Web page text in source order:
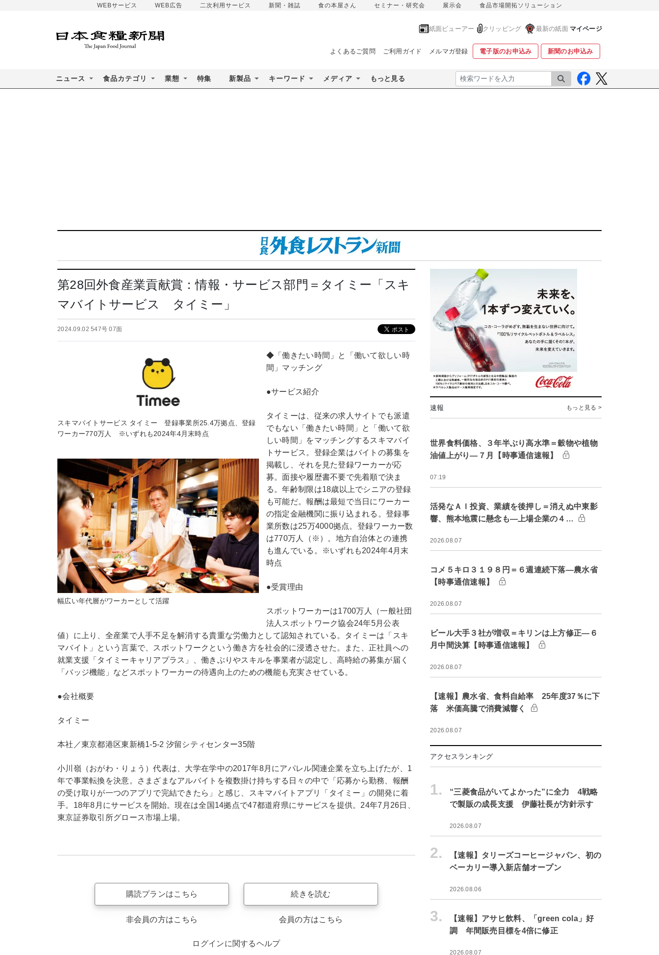
WEBサービス WEB広告 二次利用サービス 新聞・雑誌 食の本屋さん セミナー・研究会 展示会 食品市場開拓ソリューション
紙面ビューアー クリッピング 最新の紙面 マイページ
よくあるご質問 ご利用ガイド メルマガ登録 電子版のお申込み 新聞のお申込み
ニュース 食品カテゴリ 業態 特集 新製品 キーワード メディア もっと見る 検索
第28回外食産業貢献賞：情報・サービス部門＝タイミー「スキ
マバイトサービス タイミー」
2024.09.02 547号 07面
スキマバイトサービス タイミー 登録事業所25.4万拠点、登録
ワーカー770万人 ※いずれも2024年4月末時点
幅広い年代層がワーカーとして活躍
◆「働きたい時間」と「働いて欲しい時
間」マッチング
●サービス紹介
タイミーは、従来の求人サイトでも派遣
でもない「働きたい時間」と「働いて欲
しい時間」をマッチングするスキマバイ
トサービス。登録企業はバイトの募集を
掲載し、それを見た登録ワーカーが応
募。面接や履歴書不要で先着順で決ま
る。年齢制限は18歳以上でシニアの登録
も可能だ。報酬は最短で当日にワーカー
の指定金融機関に振り込まれる。登録事
業所数は25万4000拠点。登録ワーカー数
は770万人（※）。地方自治体との連携
も進んでいる。※いずれも2024年4月末
時点
●受賞理由
スポットワーカーは1700万人（一般社団
法人スポットワーク協会24年5月公表
値）に上り、全産業で人手不足を解消する貴重な労働力として認知されている。タイミーは「スキ
マバイト」という言葉で、スポットワークという働き方を社会的に浸透させた。また、正社員への
就業支援「タイミーキャリアプラス」、働きぶりやスキルを事業者が認定し、高時給の募集が届く
「バッジ機能」などスポットワーカーの待遇向上のための機能も充実させている。
●会社概要
タイミー
本社／東京都港区東新橋1-5-2 汐留シティセンター35階
小川嶺（おがわ・りょう）代表は、大学在学中の2017年8月にアパレル関連企業を立ち上げたが、1
年で事業転換を決意。さまざまなアルバイトを複数掛け持ちする日々の中で「応募から勤務、報酬
の受け取りが一つのアプリで完結できたら」と感じ、スキマバイトアプリ「タイミー」の開発に着
手。18年8月にサービスを開始。現在は全国14拠点で47都道府県にサービスを提供。24年7月26日、
東京証券取引所グロース市場上場。
購読プランはこちら
非会員の方はこちら
続きを読む
会員の方はこちら
ログインに関するヘルプ
速報 もっと見る >
世界食料価格、３年半ぶり高水準＝穀物や植物
油値上がり―７月【時事通信速報】
07:19
活発なＡＩ投資、業績を後押し＝消えぬ中東影
響、熊本地震に懸念も―上場企業の４…
2026.08.07
コメ５キロ３１９８円＝６週連続下落―農水省
【時事通信速報】
2026.08.07
ビール大手３社が増収＝キリンは上方修正―６
月中間決算【時事通信速報】
2026.08.07
【速報】農水省、食料自給率 25年度37％に下
落 米価高騰で消費減響く
2026.08.07
アクセスランキング
1.
“三菱食品がいてよかった”に全力 4戦略
で製販の成長支援 伊藤社長が方針示す
2026.08.07
2.
【速報】タリーズコーヒージャパン、初の
ベーカリー導入新店舗オープン
2026.08.06
3.
【速報】アサヒ飲料、「green cola」好
調 年間販売目標を4倍に修正
2026.08.07